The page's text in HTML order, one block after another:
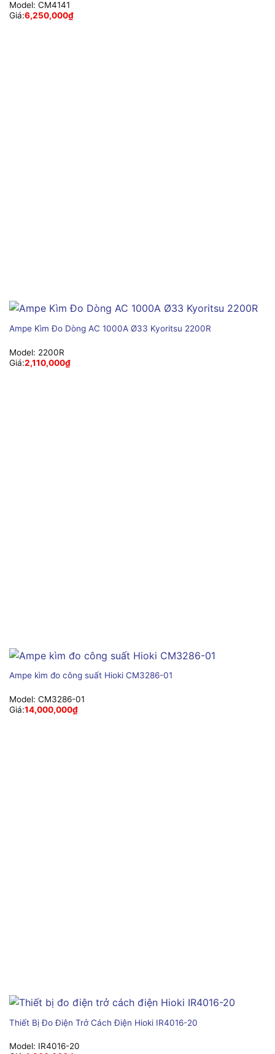
Model: CM4141
Giá:6,250,000₫
Ampe Kìm Đo Dòng AC 1000A Ø33 Kyoritsu 2200R
Model: 2200R
Giá:2,110,000₫
Ampe kìm đo công suất Hioki CM3286-01
Model: CM3286-01
Giá:14,000,000₫
Thiết Bị Đo Điện Trở Cách Điện Hioki IR4016-20
Model: IR4016-20